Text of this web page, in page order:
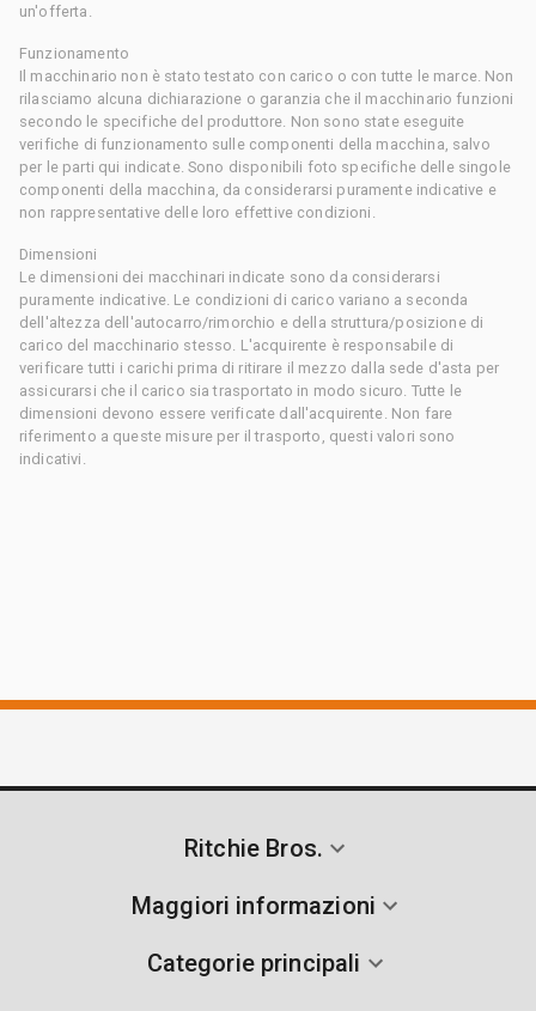
un'offerta.
Funzionamento
Il macchinario non è stato testato con carico o con tutte le marce. Non
rilasciamo alcuna dichiarazione o garanzia che il macchinario funzioni
secondo le specifiche del produttore. Non sono state eseguite
verifiche di funzionamento sulle componenti della macchina, salvo
per le parti qui indicate. Sono disponibili foto specifiche delle singole
componenti della macchina, da considerarsi puramente indicative e
non rappresentative delle loro effettive condizioni.
Dimensioni
Le dimensioni dei macchinari indicate sono da considerarsi
puramente indicative. Le condizioni di carico variano a seconda
dell'altezza dell'autocarro/rimorchio e della struttura/posizione di
carico del macchinario stesso. L'acquirente è responsabile di
verificare tutti i carichi prima di ritirare il mezzo dalla sede d'asta per
assicurarsi che il carico sia trasportato in modo sicuro. Tutte le
dimensioni devono essere verificate dall'acquirente. Non fare
riferimento a queste misure per il trasporto, questi valori sono
indicativi.
Ritchie Bros.
Maggiori informazioni
Categorie principali